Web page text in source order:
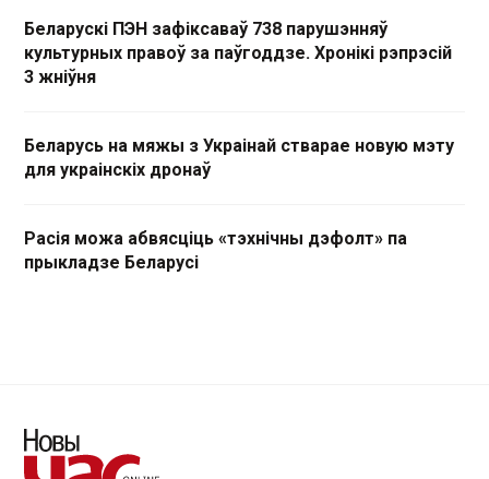
Беларускі ПЭН зафіксаваў 738 парушэнняў
культурных правоў за паўгоддзе. Хронікі рэпрэсій
3 жніўня
Беларусь на мяжы з Украінай стварае новую мэту
для украінскіх дронаў
Расія можа абвясціць «тэхнічны дэфолт» па
прыкладзе Беларусі